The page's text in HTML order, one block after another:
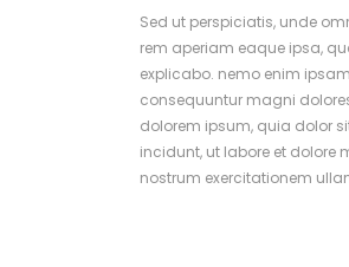
Sed ut perspiciatis, unde
rem aperiam eaque ipsa,
explicabo. nemo enim
consequuntur magni
dolorem ipsum, quia dolor
incidunt, ut labore et
nostrum exercitationem